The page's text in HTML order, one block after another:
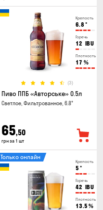
Крепость
6.8 °
Горечь
12 IBU
Плотность
17 %
(3)
Пиво ППБ «Авторське» 0.5л
Светлое, Фильтрованное, 6.8°
65,50
грн за 1 шт
Крепость
5 °
Горечь
42 IBU
Плотность
13.5 %
Только онлайн